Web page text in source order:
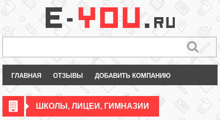
ГЛАВНАЯ ОТЗЫВЫ ДОБАВИТЬ КОМПАНИЮ
ШКОЛЫ, ЛИЦЕИ, ГИМНАЗИИ